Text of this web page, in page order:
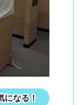
になる！